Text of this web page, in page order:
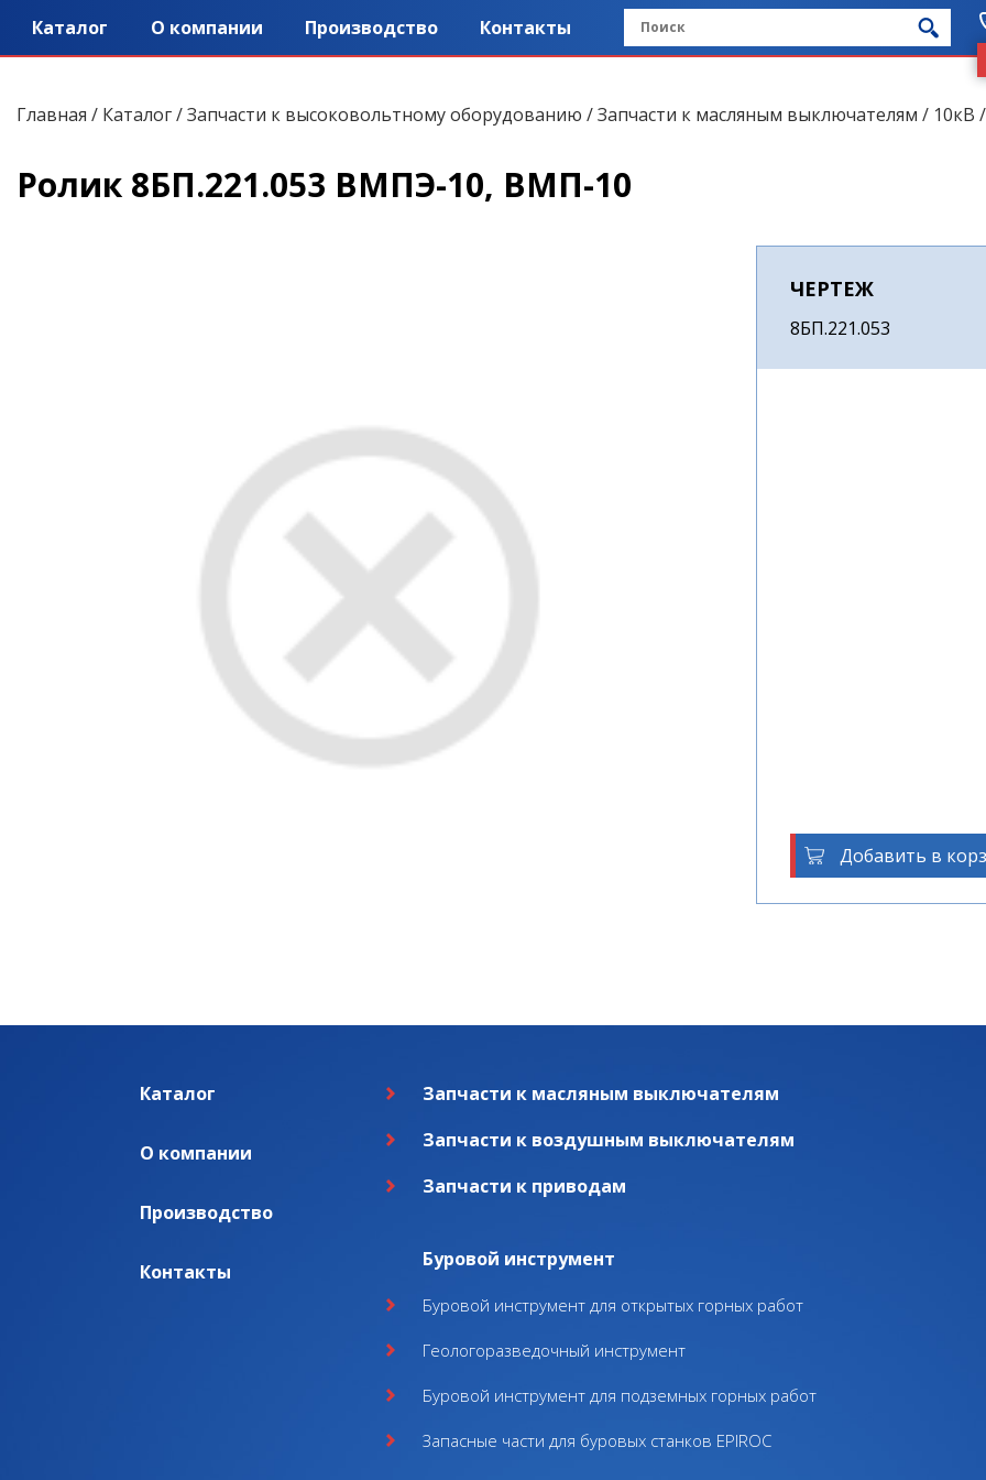
Каталог О компании Производство Контакты
Главная / Каталог/Запчасти к высоковольтному оборудованию /Запчасти к масляным выключателям / 10кВ
Ролик 8БП.221.053 ВМПЭ-10, ВМП-10
ЧЕРТЕЖ
8БП.221.053
Добавить в
Каталог
О компании
Производство
Контакты
Запчасти к масляным выключателям
Запчасти к воздушным выключателям
Запчасти к приводам
Буровой инструмент
Буровой инструмент для открытых горных работ
Геологоразведочный инструмент
Буровой инструмент для подземных горных работ
Запасные части для буровых станков EPIROC